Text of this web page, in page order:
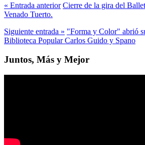
« Entrada anterior Cierre de la gira del
Venado Tuerto.
Siguiente entrada » "Forma y Color" abrió
Biblioteca Popular Carlos Guido y Spano
Juntos, Más y Mejor